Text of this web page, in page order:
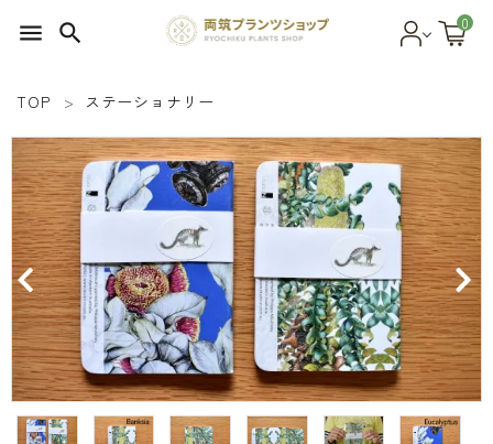
menu search 0
SEED 植物のタネ
PLANT 植物
MATERIAL 資材
OTHER 雑貨
FOOD 食品
TOP ステーショナリー